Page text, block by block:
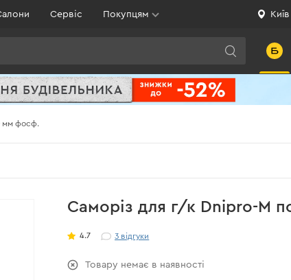
Сервіс Покупцям Київ
мм фосф.
Саморіз для г/к Dnipro-M
4.7 3 відгуки
Товару немає в наявності